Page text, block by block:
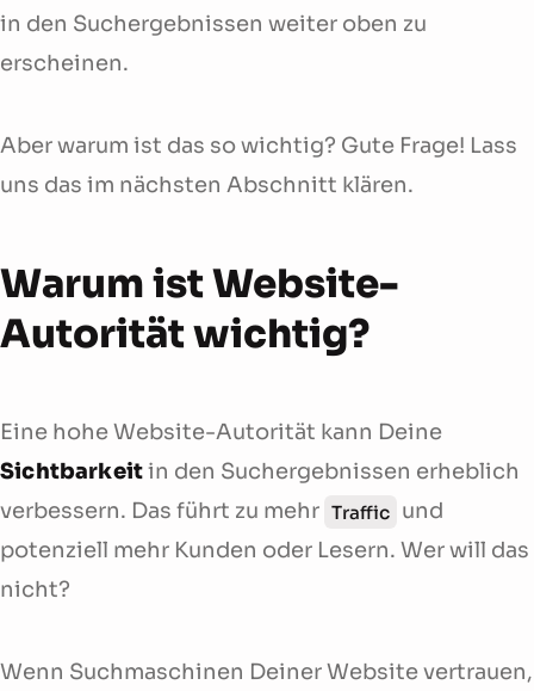
in den Suchergebnissen weiter oben zu
erscheinen.
Aber warum ist das so wichtig? Gute Frage! Lass
uns das im nächsten Abschnitt klären.
Warum ist Website-
Autorität wichtig?
Eine hohe Website-Autorität kann Deine
Sichtbarkeitin den Suchergebnissen erheblich
verbessern. Das führt zu mehr Traffic und
potenziell mehr Kunden oder Lesern. Wer will das
nicht?
Wenn Suchmaschinen Deiner Website vertrauen,